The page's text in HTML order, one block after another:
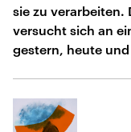
sie zu verarbeiten.
versucht sich an
gestern, heute